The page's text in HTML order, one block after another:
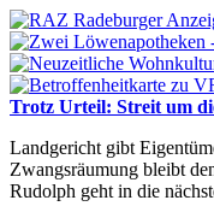
Trotz Urteil: Streit um
Landgericht gibt
Zwangsräumung bleibt
Rudolph geht in die